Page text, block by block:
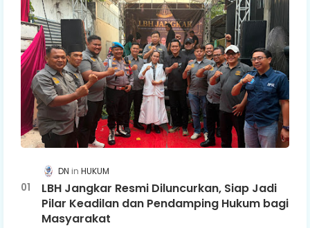
DN HUKUM
LBH Jangkar Resmi Diluncurkan, Siap Jadi
Pilar Keadilan dan Pendamping Hukum bagi
Masyarakat